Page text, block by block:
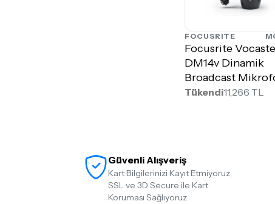
FOCUSRITE
Focusrite
DM14v Dinamik
Broadcast
Tükendi11,266 TL
Güvenli Alışveriş
Kart Bilgilerinizi Kayıt Etmiyoruz,
SSL ve 3D Secure ile Kart
Koruması Sağlıyoruz